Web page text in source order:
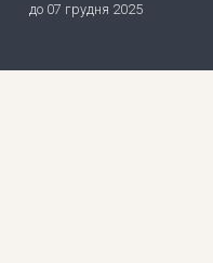
до 07 грудня 2025